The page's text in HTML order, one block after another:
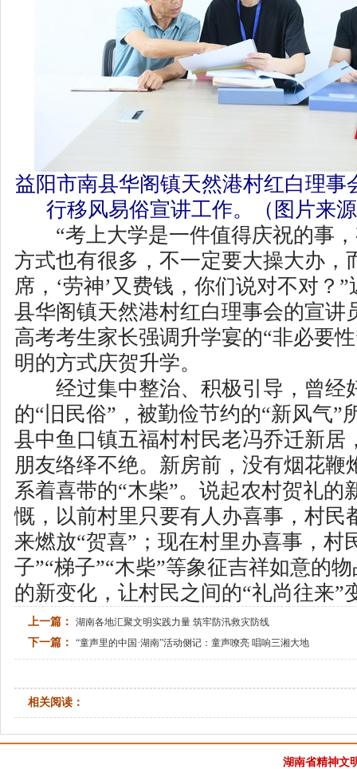
益阳市南县华阁镇天然港村红白理事
行移风易俗宣讲工作。（图片来
“考上大学是一件值得庆祝的事，
方式也有很多，不一定要大操大办，
席，‘劳神’又费钱，你们说对不对？
县华阁镇天然港村红白理事会的宣讲
高考考生家长强调升学宴的“非必要
明的方式庆贺升学。
经过集中整治、积极引导，曾经
的“旧民俗”，被勤俭节约的“新风气”
县中鱼口镇五福村村民老冯乔迁新居
朋友络绎不绝。新房前，没有烟花鞭
系着喜带的“木柴”。说起农村贺礼的
慨，以前村里只要有人办喜事，村民
来燃放“贺喜”；现在村里办喜事，村
子”“梯子”“木柴”等象征吉祥如意的
的新变化，让村民之间的“礼尚往来”
上一篇： 湖南各地汇聚文明实践力量 筑牢防汛救灾防线
下一篇： “童声里的中国·湖南”活动侧记：童声嘹亮 唱响三湘大地
相关阅读：
湖南省精神文